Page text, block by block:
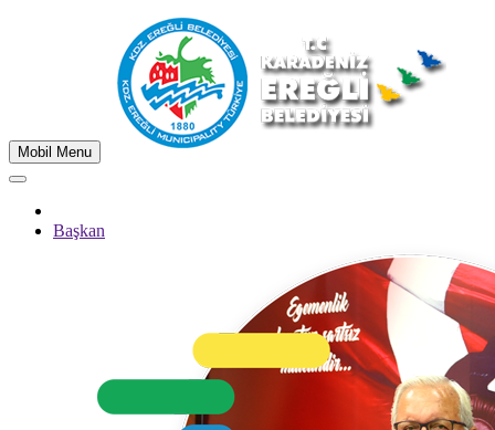
Mobil Menu
Başkan